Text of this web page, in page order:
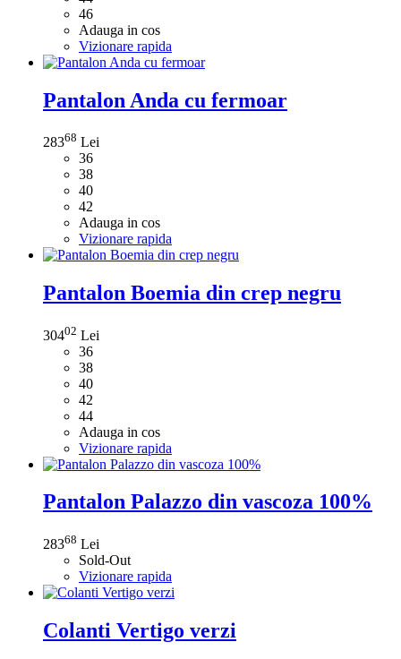
46
Adauga in cos
Vizionare rapida
Pantalon Anda cu fermoar
28368 Lei
36
38
40
42
Adauga in cos
Vizionare rapida
Pantalon Boemia din crep negru
30402 Lei
36
38
40
42
44
Adauga in cos
Vizionare rapida
Pantalon Palazzo din vascoza 100%
28368 Lei
Sold-Out
Vizionare rapida
Colanti Vertigo verzi